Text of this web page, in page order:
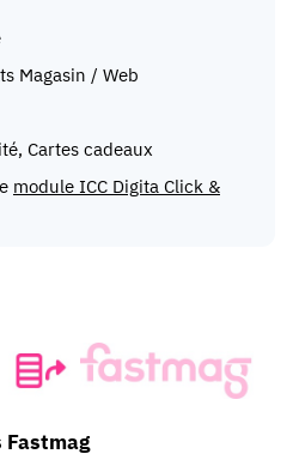
Magasin / Web
Cartes cadeaux
module ICC Digita Click &